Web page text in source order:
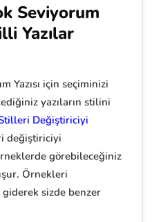
Seviyorum
Yazılar
Yazısı için seçiminizi
yazıların stilini
Stilleri Değiştiriciyi
değiştiriciyi
görebileceğiniz
Örnekleri
sizde benzer